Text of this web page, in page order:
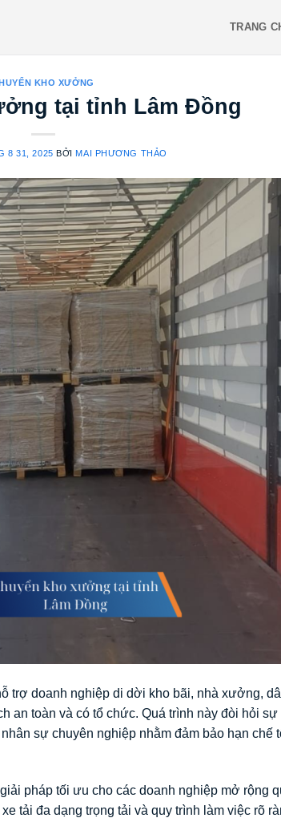
TRANG
KHO XƯỞNG
tại tỉnh Lâm Đồng
8 31, 2025 BỞIMAI PHƯƠNG THẢO
trợ doanh nghiệp di dời kho bãi, nhà xưởng,
an toàn và có tổ chức. Quá trình này đòi hỏi
sự chuyên nghiệp nhằm đảm bảo hạn chế
pháp tối ưu cho các doanh nghiệp mở rộng
tải đa dạng trọng tải và quy trình làm việc rõ